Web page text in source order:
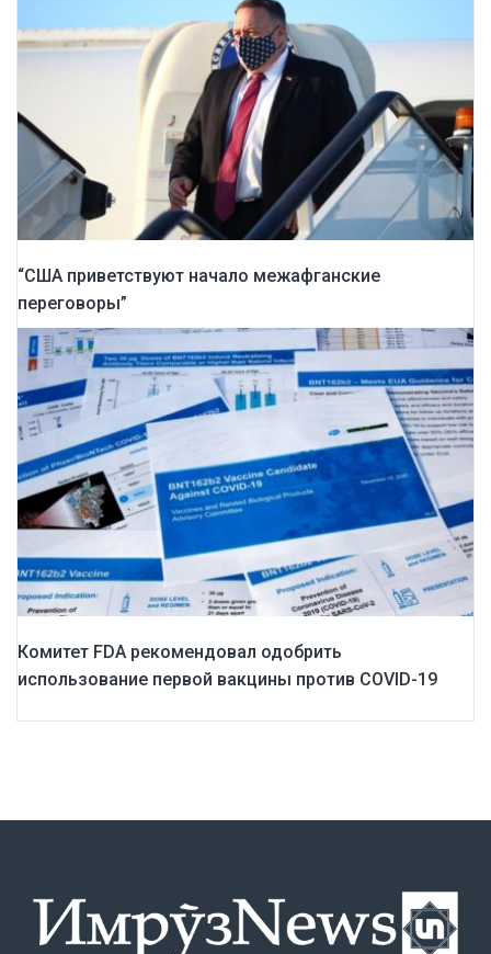
“США приветствуют начало межафганские
переговоры”
Комитет FDA рекомендовал одобрить
использование первой вакцины против COVID-19